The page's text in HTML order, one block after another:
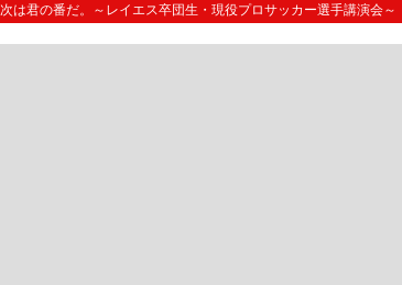
次は君の番だ。～レイエス卒団生・現役プロサッカー選手講演会～